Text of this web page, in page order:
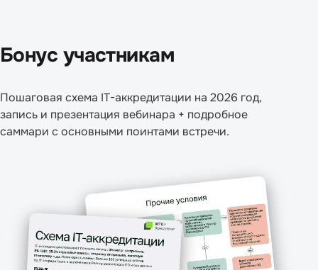
Бонус участникам
Пошаговая схема IT-аккредитации на 2026 год,
запись и презентация вебинара + подробное
саммари с основными поинтами встречи.